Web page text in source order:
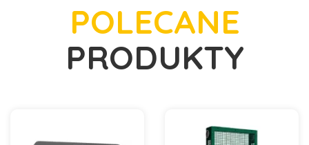
POLECANE
PRODUKTY